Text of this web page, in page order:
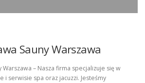
Sauny Warszawa
Warszawa – Nasza firma specjalizuje się w
i serwisie spa oraz jacuzzi. Jesteśmy